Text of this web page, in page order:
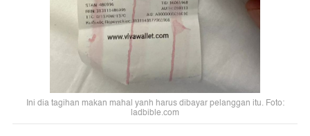
Ini dia tagihan makan mahal yanh harus dibayar pelanggan itu. Foto:
ladbible.com